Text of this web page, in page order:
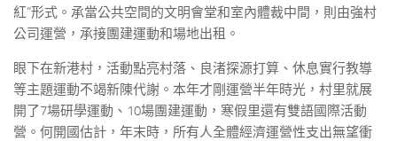
紅”形式。承當公共空間的文明會堂和室內體裁中間，則由強村
公司運營，承接團建運動和場地出租。
眼下在新港村，活動點亮村落、良渚探源打算、休息實行教導
等主題運動不竭新陳代謝。本年才剛運營半年時光，村里就展
開了7場研學運動、10場團建運動，寒假里還有雙語國際活動
營。何開國估計，年末時，所有人全體經濟運營性支出無望衝